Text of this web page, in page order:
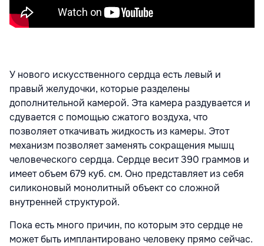
У нового искусственного сердца есть левый и
правый желудочки, которые разделены
дополнительной камерой. Эта камера раздувается и
сдувается с помощью сжатого воздуха, что
позволяет откачивать жидкость из камеры. Этот
механизм позволяет заменять сокращения мышц
человеческого сердца. Сердце весит 390 граммов и
имеет объем 679 куб. см. Оно представляет из себя
силиконовый монолитный объект со сложной
внутренней структурой.
Пока есть много причин, по которым это сердце не
может быть имплантировано человеку прямо сейчас.